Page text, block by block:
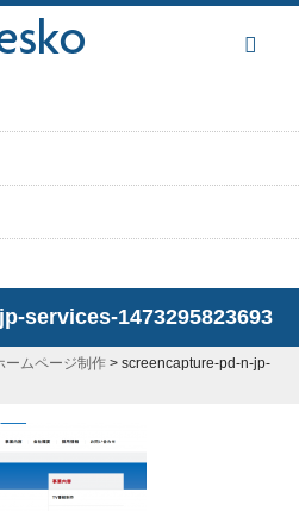
services-1473295823693
ームページ制作 > screencapture-pd-n-jp-